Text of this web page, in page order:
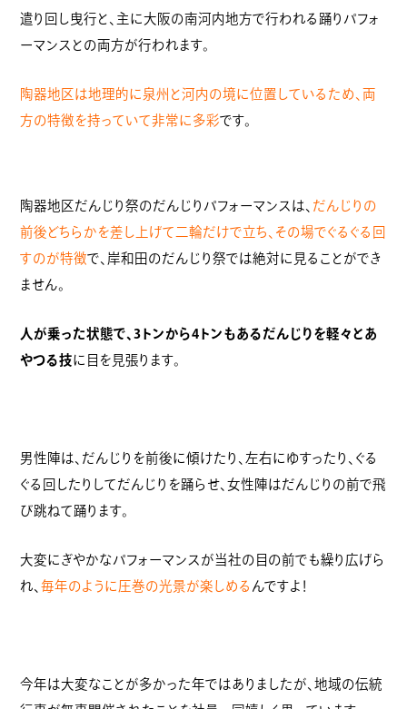
遣り回し曳行と、主に大阪の南河内地方で行われる踊りパフォ
ーマンスとの両方が行われます。
陶器地区は地理的に泉州と河内の境に位置しているため、両
方の特徴を持っていて非常に多彩です。
陶器地区だんじり祭のだんじりパフォーマンスは、 だんじりの
前後どちらかを差し上げて二輪だけで立ち、その場でぐるぐる回
すのが特徴で、岸和田のだんじり祭では絶対に見ることができ
ません。
人が乗った状態で、3トンから4トンもあるだんじりを軽々とあ
やつる技に目を見張ります。
男性陣は、だんじりを前後に傾けたり、左右にゆすったり、ぐる
ぐる回したりしてだんじりを踊らせ、女性陣はだんじりの前で飛
び跳ねて踊ります。
大変にぎやかなパフォーマンスが当社の目の前でも繰り広げら
れ、毎年のように圧巻の光景が楽しめる んですよ！
今年は大変なことが多かった年ではありましたが、地域の伝統